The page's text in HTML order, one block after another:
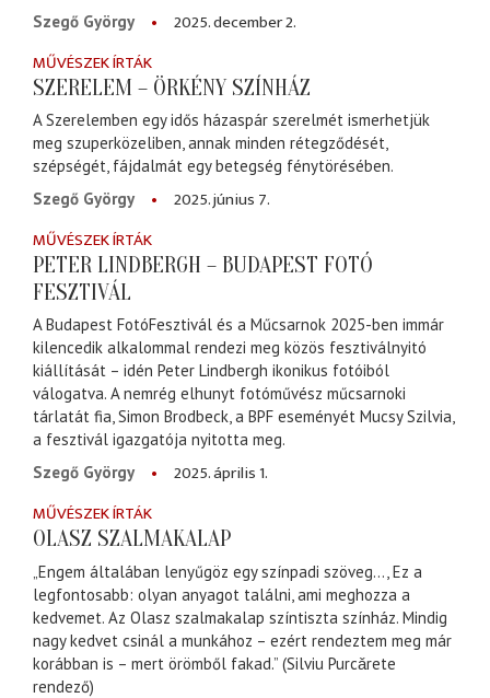
Szegő György
2025. december 2.
MŰVÉSZEK ÍRTÁK
SZERELEM – ÖRKÉNY SZÍNHÁZ
A Szerelemben egy idős házaspár szerelmét ismerhetjük
meg szuperközeliben, annak minden rétegződését,
szépségét, fájdalmát egy betegség fénytörésében.
Szegő György
2025. június 7.
MŰVÉSZEK ÍRTÁK
PETER LINDBERGH – BUDAPEST FOTÓ
FESZTIVÁL
A Budapest FotóFesztivál és a Műcsarnok 2025-ben immár
kilencedik alkalommal rendezi meg közös fesztiválnyitó
kiállítását – idén Peter Lindbergh ikonikus fotóiból
válogatva. A nemrég elhunyt fotóművész műcsarnoki
tárlatát fia, Simon Brodbeck, a BPF eseményét Mucsy Szilvia,
a fesztivál igazgatója nyitotta meg.
Szegő György
2025. április 1.
MŰVÉSZEK ÍRTÁK
OLASZ SZALMAKALAP
„Engem általában lenyűgöz egy színpadi szöveg..., Ez a
legfontosabb: olyan anyagot találni, ami meghozza a
kedvemet. Az Olasz szalmakalap színtiszta színház. Mindig
nagy kedvet csinál a munkához – ezért rendeztem meg már
korábban is – mert örömből fakad.” (Silviu Purcǎrete
rendező)